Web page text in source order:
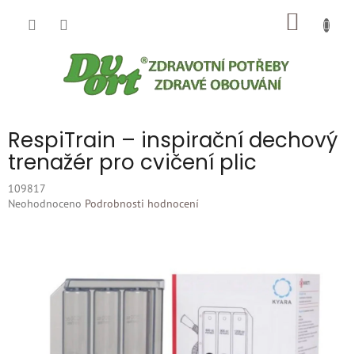
RespiTrain – inspirační dechový
trenažér pro cvičení plic
109817
Průměrné
Neohodnoceno Podrobnosti hodnocení